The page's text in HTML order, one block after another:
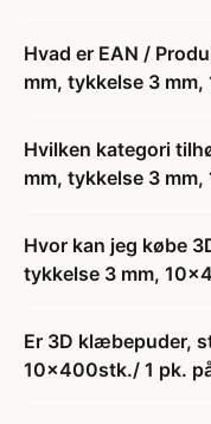
Hvad er EAN /
mm, tykkelse 3
Hvilken kategori
mm, tykkelse 3
Hvor kan jeg købe
tykkelse 3 mm,
Er 3D klæbepuder,
10x400stk./ 1 pk.